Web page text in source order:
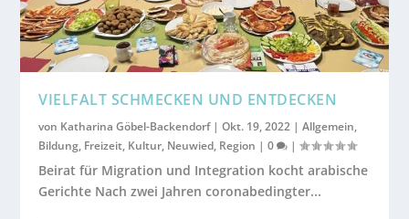
VIELFALT SCHMECKEN UND ENTDECKEN
von Katharina Göbel-Backendorf|Okt. 19, 2022 |Allgemein,
Bildung, Freizeit, Kultur, Neuwied, Region |0 |
Beirat für Migration und Integration kocht arabische
Gerichte Nach zwei Jahren coronabedingter...